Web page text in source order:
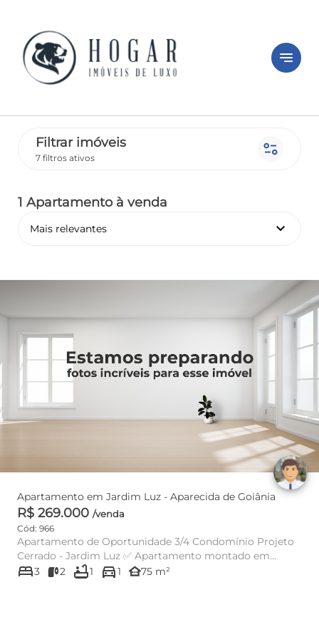
notes
Filtrar imóveis
7 filtros ativos page_info
1 Apartamento à venda
Mais relevantes keyboard_arrow_down
Apartamento em Jardim Luz - Aparecida de Goiânia
R$ 269.000 /venda
Cód: 966
Apartamento de Oportunidade 3/4 Condomínio Projeto
Cerrado - Jardim Luz ✅ Apartamento montado em
armários 3 quartos co...
bed3 2 bathtub1 directions_car1 other_houses75 m²